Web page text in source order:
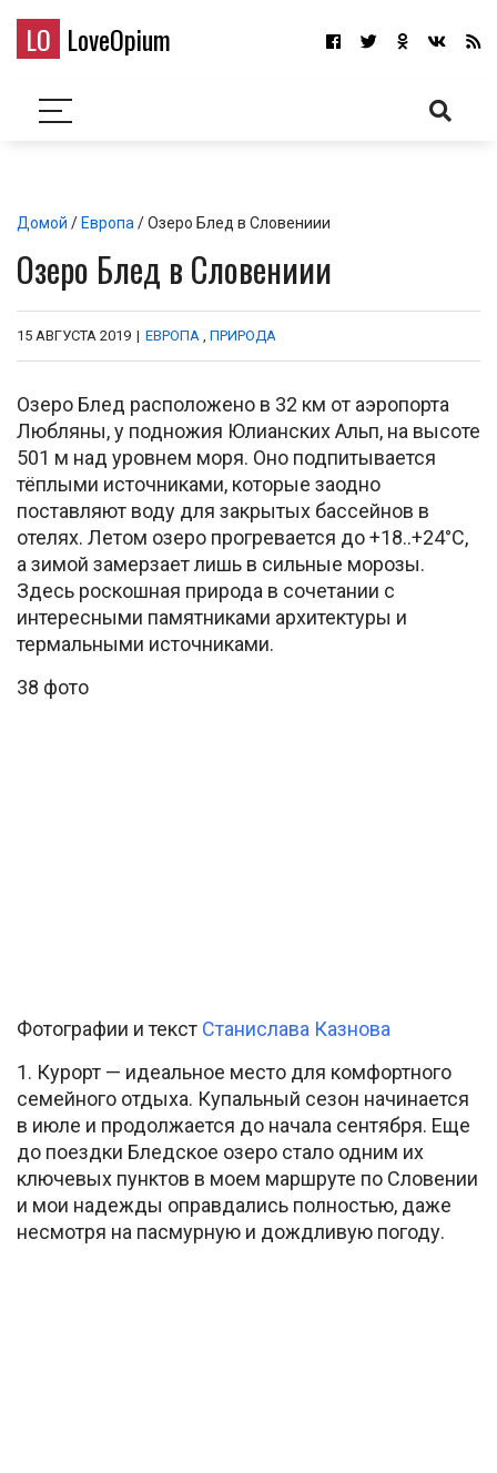
LO LoveOpium
Домой / Европа / Озеро Блед в Словениии
Озеро Блед в Словениии
15 АВГУСТА 2019 | ЕВРОПА , ПРИРОДА
Озеро Блед расположено в 32 км от аэропорта
Любляны, у подножия Юлианских Альп, на высоте
501 м над уровнем моря. Оно подпитывается
тёплыми источниками, которые заодно
поставляют воду для закрытых бассейнов в
отелях. Летом озеро прогревается до +18..+24°C,
а зимой замерзает лишь в сильные морозы.
Здесь роскошная природа в сочетании с
интересными памятниками архитектуры и
термальными источниками.
38 фото
Фотографии и текст Станислава Казнова
1. Курорт — идеальное место для комфортного
семейного отдыха. Купальный сезон начинается
в июле и продолжается до начала сентября. Еще
до поездки Бледское озеро стало одним их
ключевых пунктов в моем маршруте по Словении
и мои надежды оправдались полностью, даже
несмотря на пасмурную и дождливую погоду.